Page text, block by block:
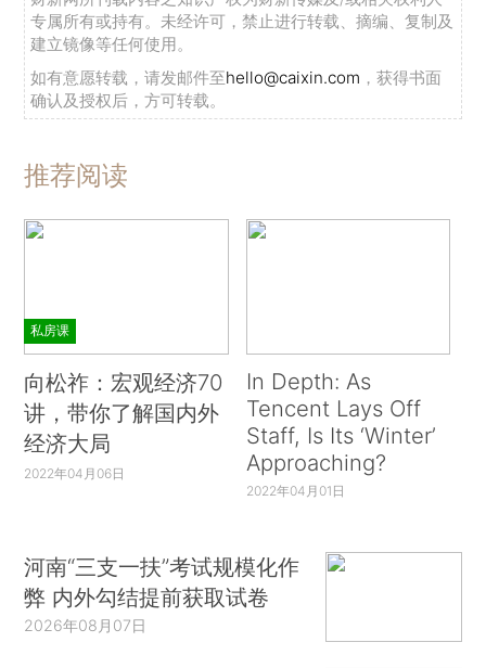
专属所有或持有。未经许可，禁止进行转载、摘编、复制及
建立镜像等任何使用。
如有意愿转载，请发邮件至hello@caixin.com ，获得书面
确认及授权后，方可转载。
推荐阅读
私房课
向松祚：宏观经济70
讲，带你了解国内外
经济大局
2022年04月06日
In Depth: As
Tencent Lays Off
Staff, Is Its ‘Winter’
Approaching?
2022年04月01日
河南“三支一扶”考试规模化作
弊 内外勾结提前获取试卷
2026年08月07日